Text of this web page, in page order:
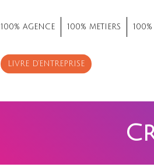
100% AGENCE 100% METIERS
LIVRE D’ENTREPRISE